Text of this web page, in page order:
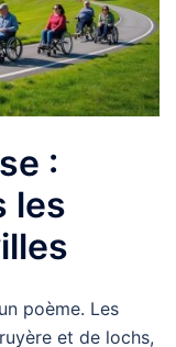
:
les
poème. Les
et de lochs,